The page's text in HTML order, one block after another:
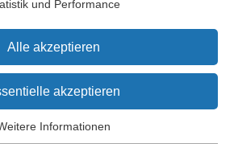
2026
und Performance
Alle akzeptieren
akzeptieren
Informationen